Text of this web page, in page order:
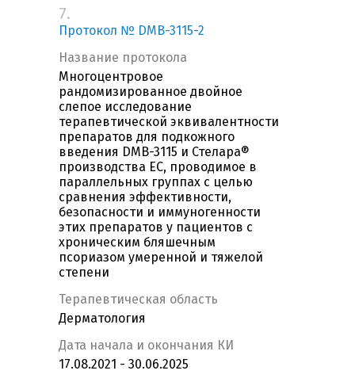
7.
Протокол № DMB-3115-2
Название протокола
Многоцентровое
рандомизированное двойное
слепое исследование
терапевтической эквивалентности
препаратов для подкожного
введения DMB-3115 и Стелара®
производства ЕС, проводимое в
параллельных группах с целью
сравнения эффективности,
безопасности и иммуногенности
этих препаратов у пациентов с
хроническим бляшечным
псориазом умеренной и тяжелой
степени
Терапевтическая область
Дерматология
Дата начала и окончания КИ
17.08.2021 - 30.06.2025